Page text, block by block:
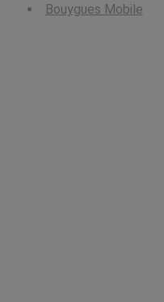
Bouygues Mobile